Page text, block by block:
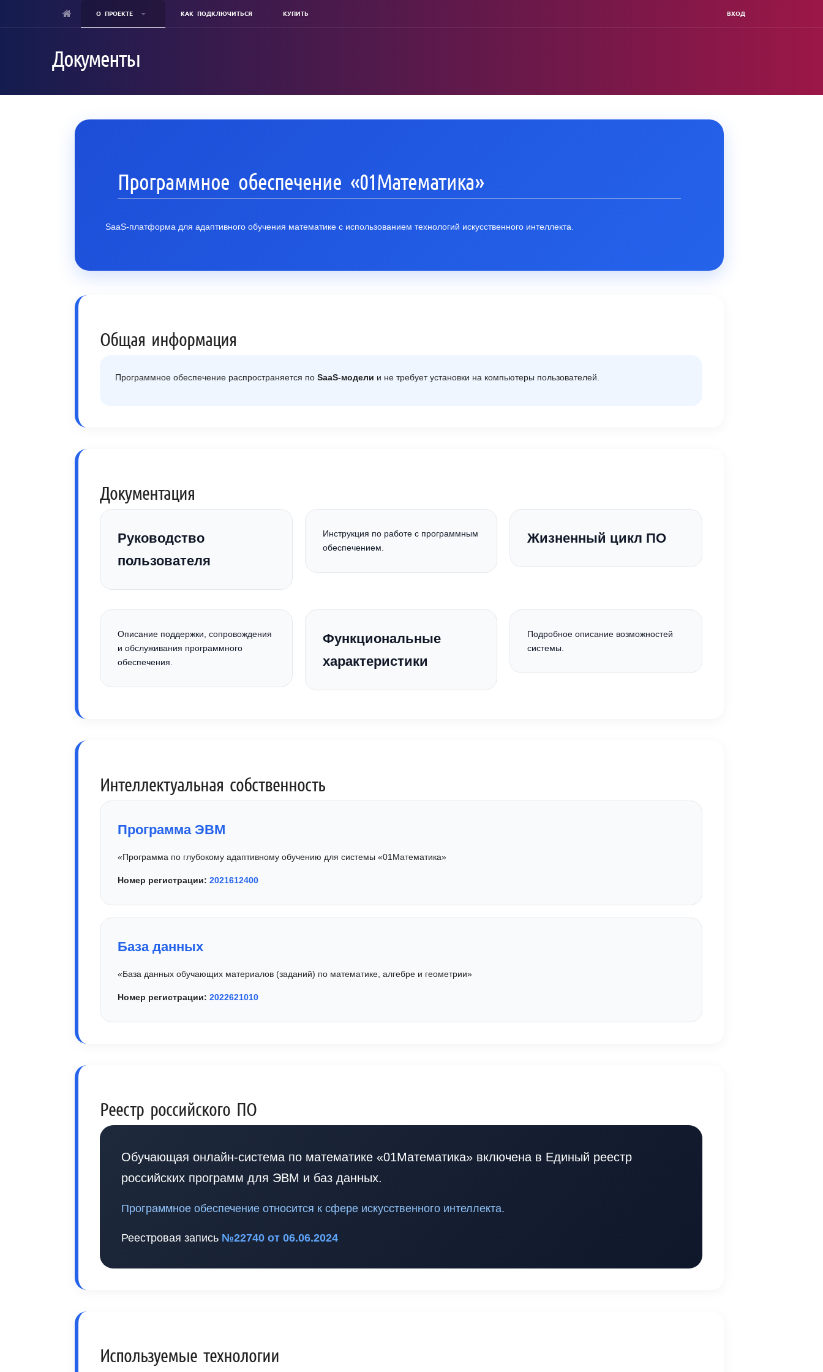
О ПРОЕКТЕ КАК ПОДКЛЮЧИТЬСЯ КУПИТЬ ВХОД
Документы
Программное обеспечение «01Математика»
SaaS-платформа для адаптивного обучения математике с использованием технологий искусственного интеллекта.
Общая информация
Программное обеспечение распространяется по SaaS-модели и не требует установки на компьютеры пользователей.
Документация
Руководство
пользователя
Инструкция по работе с программным
обеспечением.
Жизненный цикл ПО
Описание поддержки, сопровождения
и обслуживания программного
обеспечения.
Функциональные
характеристики
Подробное описание возможностей
системы.
Интеллектуальная собственность
Программа ЭВМ
«Программа по глубокому адаптивному обучению для системы «01Математика»
Номер регистрации: 2021612400
База данных
«База данных обучающих материалов (заданий) по математике, алгебре и геометрии»
Номер регистрации: 2022621010
Реестр российского ПО
Обучающая онлайн-система по математике «01Математика» включена в Единый реестр
российских программ для ЭВМ и баз данных.
Программное обеспечение относится к сфере искусственного интеллекта.
Реестровая запись №22740 от 06.06.2024
Используемые технологии